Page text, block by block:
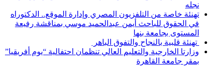
نجله
تهنئة خاصة من التلفزيون المصري وإدارة الموقع.. الدكتوراه
في الحقوق للباحث أيمن عبدالحميد موسي بمناقشة رفيعة
المستوى بجامعة بنها
تهنئة قلبية بالنجاح والتفوق الباهر
وزارتا الخارجية والتعليم العالي تنظمان احتفالية “يوم أفريقيا”
بمقر جامعة القاهرة